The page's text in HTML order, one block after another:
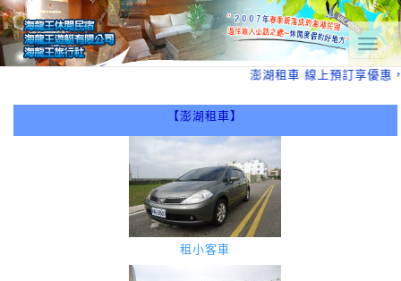
T
o
g
l
n
澎湖租車 線上預訂享優惠
【澎湖租車】
租小客車